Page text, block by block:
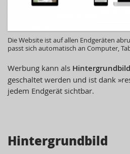
Die Website ist auf allen Endgeräten
passt sich automatisch an Computer,
Werbung kann als Hintergrundbild
geschaltet werden und ist dank
jedem Endgerät sichtbar.
Hintergrundbild